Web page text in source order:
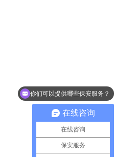
在线咨询
在线咨询
保安服务
你们可以提供哪些保安服务？